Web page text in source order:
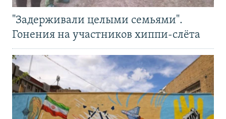
"Задерживали целыми семьями".
Гонения на участников хиппи-слёта